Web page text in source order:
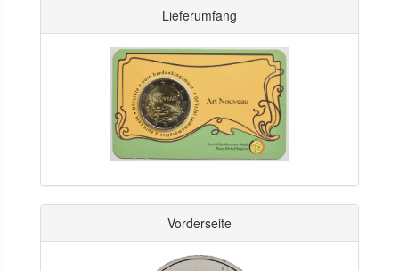
Lieferumfang
Vorderseite